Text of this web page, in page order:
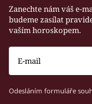
Zanechte nám váš e-
budeme zasílat
vaším horoskopem.
Odesláním formuláře